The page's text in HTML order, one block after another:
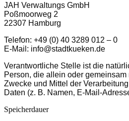
JAH Verwaltungs GmbH
Poßmoorweg 2
22307 Hamburg
Telefon: +49 (0) 40 3289 012 – 0
E-Mail: info@stadtkueken.de
Verantwortliche Stelle ist die
Person, die allein oder
Zwecke und Mittel der
Daten (z. B. Namen, E-Mail-
Speicherdauer